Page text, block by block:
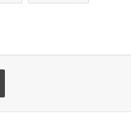
Imprimir